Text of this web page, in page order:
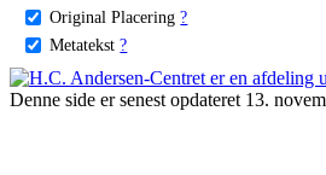
Original Placering ?
Metatekst ?
Denne side er senest opdateret 13.